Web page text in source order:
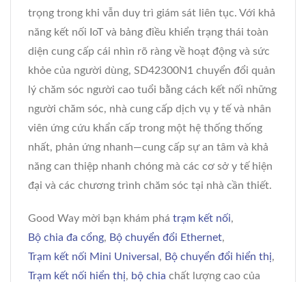
trọng trong khi vẫn duy trì giám sát liên tục. Với khả
năng kết nối IoT và bảng điều khiển trạng thái toàn
diện cung cấp cái nhìn rõ ràng về hoạt động và sức
khỏe của người dùng, SD42300N1 chuyển đổi quản
lý chăm sóc người cao tuổi bằng cách kết nối những
người chăm sóc, nhà cung cấp dịch vụ y tế và nhân
viên ứng cứu khẩn cấp trong một hệ thống thống
nhất, phản ứng nhanh—cung cấp sự an tâm và khả
năng can thiệp nhanh chóng mà các cơ sở y tế hiện
đại và các chương trình chăm sóc tại nhà cần thiết.
Good Way mời bạn khám phá trạm kết nối,
Bộ chia đa cổng, Bộ chuyển đổi Ethernet,
Trạm kết nối Mini Universal, Bộ chuyển đổi hiển thị,
Trạm kết nối hiển thị, bộ chia chất lượng cao của